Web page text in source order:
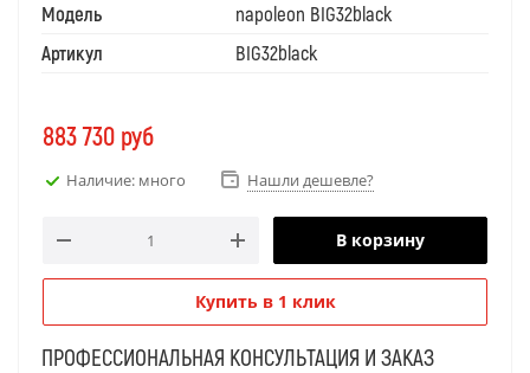
Модель
napoleon BIG32black
Артикул
BIG32black
883 730 руб
Наличие: много Нашли дешевле?
В корзину
Купить в 1 клик
ПРОФЕССИОНАЛЬНАЯ КОНСУЛЬТАЦИЯ И ЗАКАЗ